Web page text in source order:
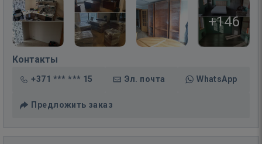
+146
Контакты
+371 *** *** 15 Эл. почта WhatsApp
Предложить заказ